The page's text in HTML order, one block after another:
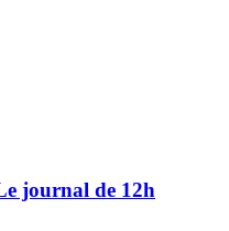
journal de 12h